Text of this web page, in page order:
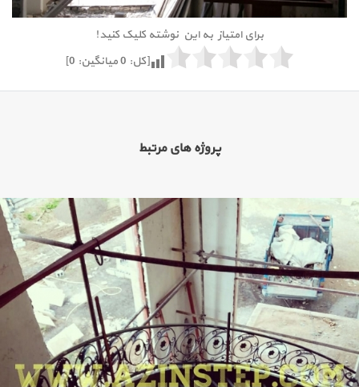
برای امتیاز به این نوشته کلیک کنید!
[کل: 0میانگین: 0
]
پروژه های مرتبط